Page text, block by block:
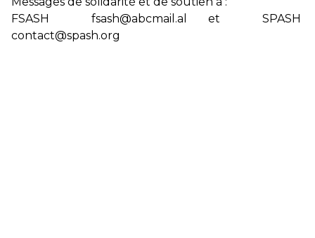
FSASH fsash@abcmail.al et SPASH
contact@spash.org